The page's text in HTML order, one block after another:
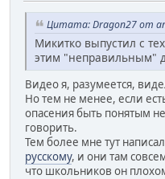
Цитата: Dragon27 от
Микитко выпустил с
этим "неправильным"
Видео я, разумеется,
Но тем не менее, если
опасения быть понятым
говорить.
Тем более мне тут
русскому, и они там
что школьников он